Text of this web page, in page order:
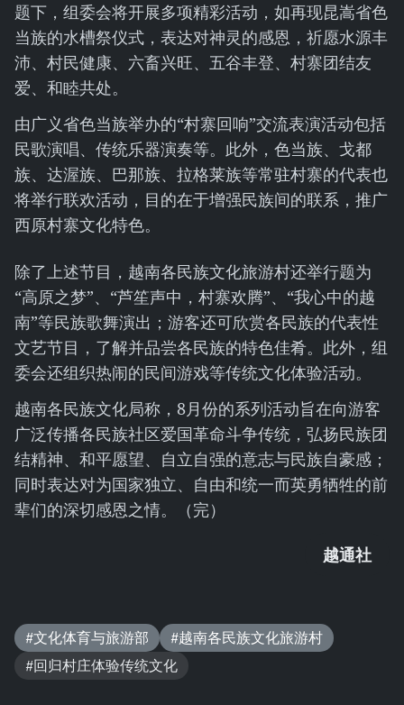
题下，组委会将开展多项精彩活动，如再现昆嵩省色
当族的水槽祭仪式，表达对神灵的感恩，祈愿水源丰
沛、村民健康、六畜兴旺、五谷丰登、村寨团结友
爱、和睦共处。
由广义省色当族举办的“村寨回响”交流表演活动包括
民歌演唱、传统乐器演奏等。此外，色当族、戈都
族、达渥族、巴那族、拉格莱族等常驻村寨的代表也
将举行联欢活动，目的在于增强民族间的联系，推广
西原村寨文化特色。
除了上述节目，越南各民族文化旅游村还举行题为
“高原之梦”、“芦笙声中，村寨欢腾”、“我心中的越
南”等民族歌舞演出；游客还可欣赏各民族的代表性
文艺节目，了解并品尝各民族的特色佳肴。此外，组
委会还组织热闹的民间游戏等传统文化体验活动。
越南各民族文化局称，8月份的系列活动旨在向游客
广泛传播各民族社区爱国革命斗争传统，弘扬民族团
结精神、和平愿望、自立自强的意志与民族自豪感；
同时表达对为国家独立、自由和统一而英勇牺牲的前
辈们的深切感恩之情。（完）
越通社
#文化体育与旅游部
#越南各民族文化旅游村
#回归村庄体验传统文化